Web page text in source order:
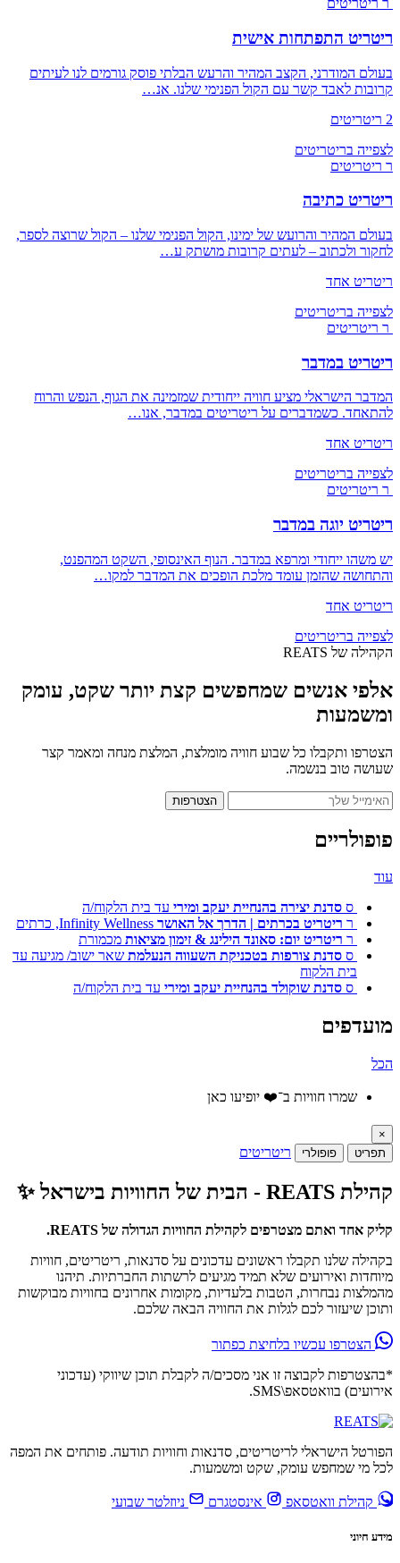
ר ריטריטים
ריטריט התפתחות אישית
בעולם המודרני, הקצב המהיר והרעש הבלתי פוסק גורמים לנו לעיתים
קרובות לאבד קשר עם הקול הפנימי שלנו. אנ…
2 ריטריטים
לצפייה בריטריטים
ר ריטריטים
ריטריט כתיבה
בעולם המהיר והרועש של ימינו, הקול הפנימי שלנו – הקול שרוצה לספר,
לחקור ולכתוב – לעתים קרובות מושתק ע…
ריטריט אחד
לצפייה בריטריטים
ר ריטריטים
ריטריט במדבר
המדבר הישראלי מציע חוויה ייחודית שמזמינה את הגוף, הנפש והרוח
להתאחד. כשמדברים על ריטריטים במדבר, אנו…
ריטריט אחד
לצפייה בריטריטים
ר ריטריטים
ריטריט יוגה במדבר
יש משהו ייחודי ומרפא במדבר. הנוף האינסופי, השקט המהפנט,
והתחושה שהזמן עומד מלכת הופכים את המדבר למקו…
ריטריט אחד
לצפייה בריטריטים
הקהילה של REATS
אלפי אנשים שמחפשים קצת יותר שקט, עומק
ומשמעות
הצטרפו ותקבלו כל שבוע חוויה מומלצת, המלצת מנחה ומאמר קצר
שעושה טוב בנשמה.
הצטרפות
פופולריים
עוד
ס סדנת יצירה בהנחיית יעקב ומירי עד בית הלקוח/ה
ר ריטריט בכרתים | הדרך אל האושר Infinity Wellness, כרתים
ר ריטריט יום: סאונד הילינג & זימון מציאות מכמורת
ס סדנת צורפות בטכניקת השעווה הנעלמת שאר ישוב/ מגיעה עד
בית הלקוח
ס סדנת שוקולד בהנחיית יעקב ומירי עד בית הלקוח/ה
מועדפים
הכל
שמרו חוויות ב־❤️ יופיעו כאן
×
תפריט
פופולרי ריטריטים
קהילת REATS - הבית של החוויות בישראל ✨
קליק אחד ואתם מצטרפים לקהילת החוויות הגדולה של REATS.
בקהילה שלנו תקבלו ראשונים עדכונים על סדנאות, ריטריטים, חוויות
מיוחדות ואירועים שלא תמיד מגיעים לרשתות החברתיות. תיהנו
מהמלצות נבחרות, הטבות בלעדיות, מקומות אחרונים בחוויות מבוקשות
ותוכן שיעזור לכם לגלות את החוויה הבאה שלכם.
הצטרפו עכשיו בלחיצת כפתור
*בהצטרפות לקבוצה זו אני מסכים/ה לקבלת תוכן שיווקי (עדכוני
אירועים) בוואטסאפ\SMS.
הפורטל הישראלי לריטריטים, סדנאות וחוויות תודעה. פותחים את המפה
לכל מי שמחפש עומק, שקט ומשמעות.
קהילת וואטסאפ אינסטגרם ניוזלטר שבועי
מידע חיוני